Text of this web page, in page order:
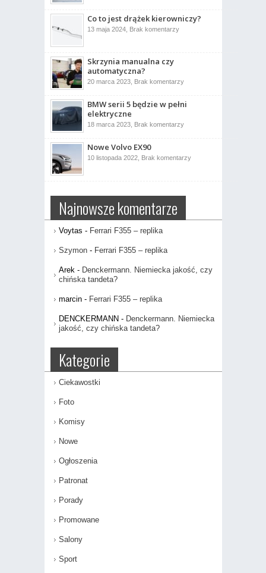
005
ujrzał
światło
Co to jest drążek kierowniczy?
13 maja 2024, Brak komentarzydo
Skrzynia manualna czy
automatyczna?
20 marca 2023, Brak komentarzydo
czy
automatyczna?
BMW serii 5 będzie w pełni
elektryczne
18 marca 2023, Brak komentarzydo
w
Nowe Volvo EX90
10 listopada 2022, Brak komentarzydo
Najnowsze komentarze
Voytas - Ferrari F355 – replika
Szymon- Ferrari F355 – replika
Arek - Denckermann. Niemiecka jakość, czy
chińska tandeta?
marcin- Ferrari F355 – replika
DENCKERMANN- Denckermann. Niemiecka
jakość, czy chińska tandeta?
Kategorie
Ciekawostki
Foto
Komisy
Nowe
Ogłoszenia
Patronat
Porady
Promowane
Salony
Sport